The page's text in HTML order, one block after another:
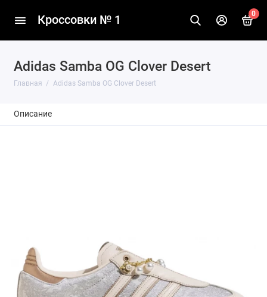
Кроссовки № 1 0
Adidas Samba OG Clover Desert
Главная Adidas Samba OG Clover Desert
Описание